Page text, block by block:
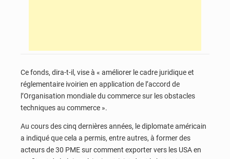
Ce fonds, dira-t-il, vise à « améliorer le cadre juridique et
réglementaire ivoirien en application de l’accord de
l’Organisation mondiale du commerce sur les obstacles
techniques au commerce ».
Au cours des cinq dernières années, le diplomate américain
a indiqué que cela a permis, entre autres, à former des
acteurs de 30 PME sur comment exporter vers les USA en